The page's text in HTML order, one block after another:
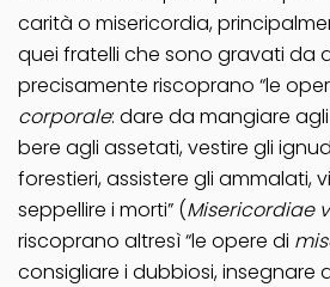
carità o misericordia,
quei fratelli che sono gravati da
precisamente riscoprano “le
corporale: dare da mangiare
bere agli assetati, vestire gli
forestieri, assistere gli ammalati,
seppellire i morti” (Misericordiae
riscoprano altresì “le opere di
consigliare i dubbiosi, insegnare